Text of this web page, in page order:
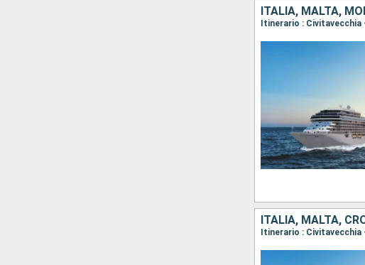
ITALIA, MALTA,
Itinerario : Civitavecchia
ITALIA, MALTA,
Itinerario : Civitavecchia